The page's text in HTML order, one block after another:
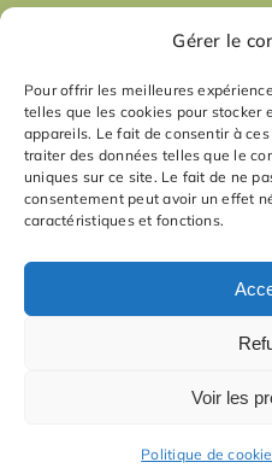
Gérer le
Pour offrir les meilleures
telles que les cookies pour stocker
appareils. Le fait de consentir à
traiter des données telles que le
uniques sur ce site. Le fait de ne
consentement peut avoir un effet
caractéristiques et fonctions.
Voir les
Politique de
nous
© La Manufacture d'idées - 2012-